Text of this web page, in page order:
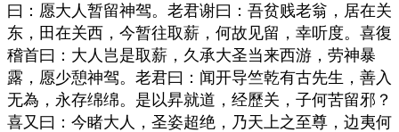
曰：愿大人暂留神驾。老君谢曰：吾贫贱老翁，居在关
东，田在关西，今暂往取薪，何故见留，幸听度。喜復
稽首曰：大人岂是取薪，久承大圣当来西游，劳神暴
露，愿少憩神驾。老君曰：闻开导竺乾有古先生，善入
无為，永存绵绵。是以昇就道，经歷关，子何苦留邪？
喜又曰：今睹大人，圣姿超绝，乃天上之至尊，边夷何